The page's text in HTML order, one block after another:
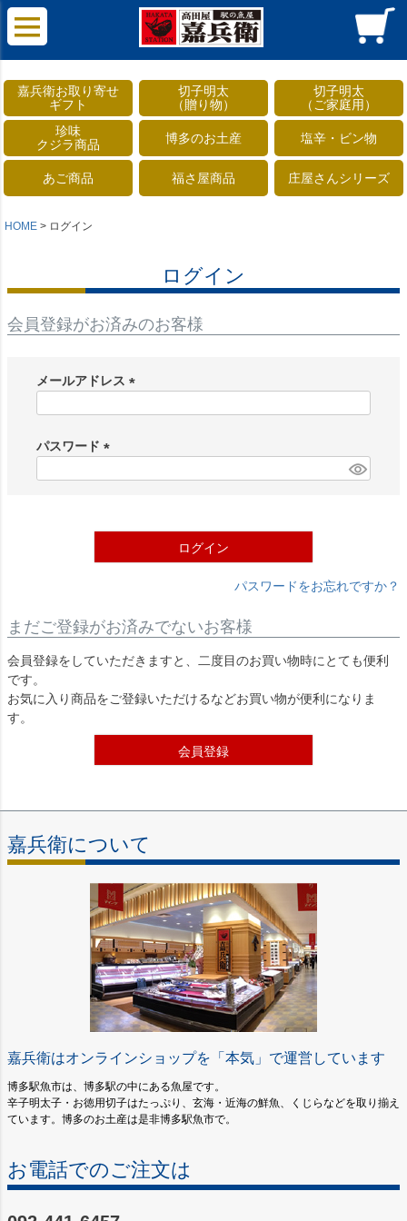
嘉兵衛お取り寄せ
ギフト
切子明太
（贈り物）
切子明太
（ご家庭用）
珍味
クジラ商品
博多のお土産 塩辛・ビン物
あご商品 福さ屋商品 庄屋さんシリーズ
HOME ログイン
ログイン
会員登録がお済みのお客様
メールアドレス
)
パスワード
)
ログイン
パスワードをお忘れですか？
まだご登録がお済みでないお客様
会員登録をしていただきますと、二度目のお買い物時にとても便利
です。
お気に入り商品をご登録いただけるなどお買い物が便利になりま
す。
会員登録
嘉兵衛について
嘉兵衛はオンラインショップを「本気」で運営しています
博多駅魚市は、博多駅の中にある魚屋です。
辛子明太子・お徳用切子はたっぷり、玄海・近海の鮮魚、くじらなどを取り揃え
ています。博多のお土産は是非博多駅魚市で。
お電話でのご注文は